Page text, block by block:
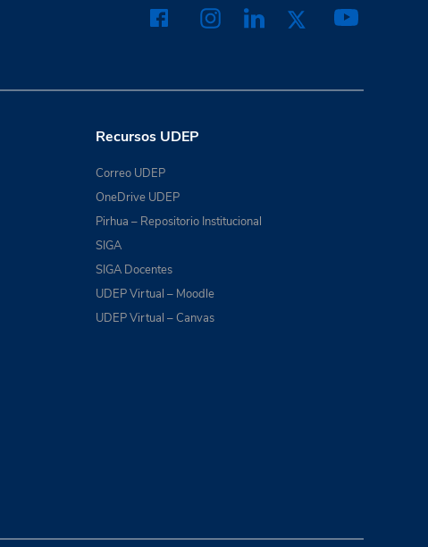
Recursos UDEP
Correo UDEP
OneDrive UDEP
Pirhua – Repositorio Institucional
SIGA
SIGA Docentes
UDEP Virtual – Moodle
UDEP Virtual – Canvas